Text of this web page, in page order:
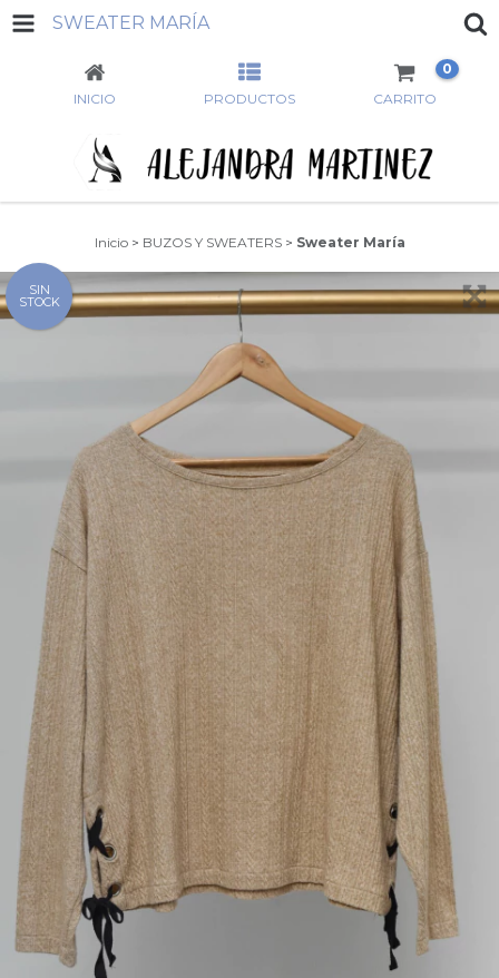
SWEATER MARÍA
INICIO PRODUCTOS CARRITO
0
Inicio > BUZOS Y SWEATERS > Sweater María
SIN
STOCK